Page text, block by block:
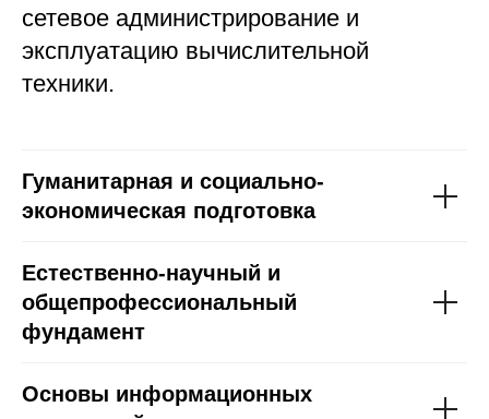
сетевое администрирование и
эксплуатацию вычислительной
техники.
Гуманитарная и социально-
экономическая подготовка
Естественно-научный и
общепрофессиональный
фундамент
Основы информационных